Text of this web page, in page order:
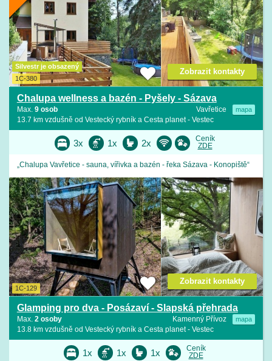
Silvestr je obsazený
1C-380
Chalupa wellness a bazén - Pyšely - Sázava
Vavřetice mapa
Max. 9 osob
13.7 km vzdušně od Vestecký rybník a Cesta planet - Vestec
Zobrazit kontakty
3x 1x 2x
Ceník
ZDE
„Chalupa Vavřetice - sauna, vířivka a bazén - řeka Sázava - Konopiště“
1C-129
Glamping pro dva - Posázaví - Slapská přehrada
Kamenný Přívoz mapa
Max. 2 osoby
13.8 km vzdušně od Vestecký rybník a Cesta planet - Vestec
Zobrazit kontakty
1x 1x 1x
Ceník
ZDE